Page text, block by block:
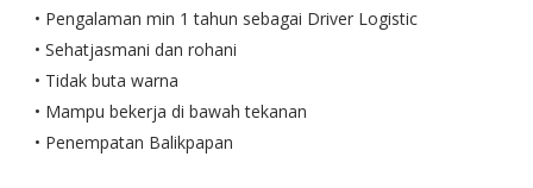
• Pengalaman min 1 tahun sebagai Driver Logistic
• Sehatjasmani dan rohani
• Tidak buta warna
• Mampu bekerja di bawah tekanan
• Penempatan Balikpapan